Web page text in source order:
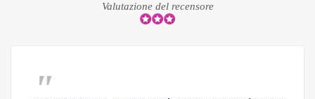
Valutazione del recensore